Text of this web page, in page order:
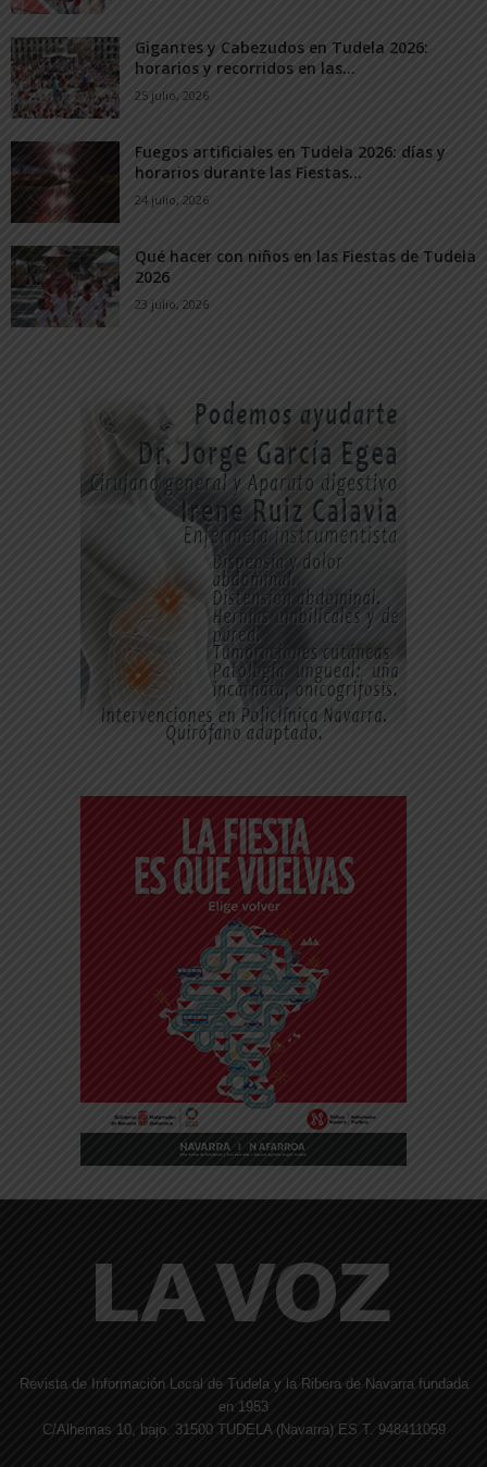
Gigantes y Cabezudos en Tudela 2026:
horarios y recorridos en las...
25 julio, 2026
Fuegos artificiales en Tudela 2026: días y
horarios durante las Fiestas...
24 julio, 2026
Qué hacer con niños en las Fiestas de Tudela
2026
23 julio, 2026
Revista de Información Local de Tudela y la Ribera de Navarra fundada
en 1953
C/Alhemas 10, bajo. 31500 TUDELA (Navarra) ES T. 948411059